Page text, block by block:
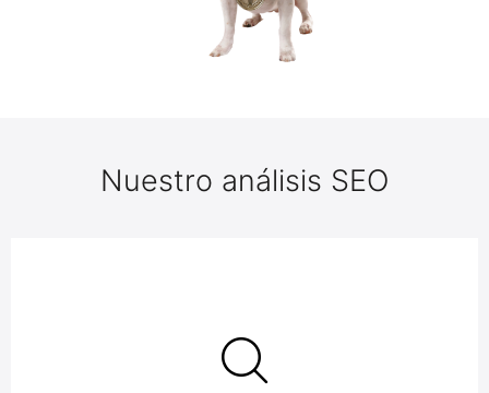
Nuestro análisis SEO